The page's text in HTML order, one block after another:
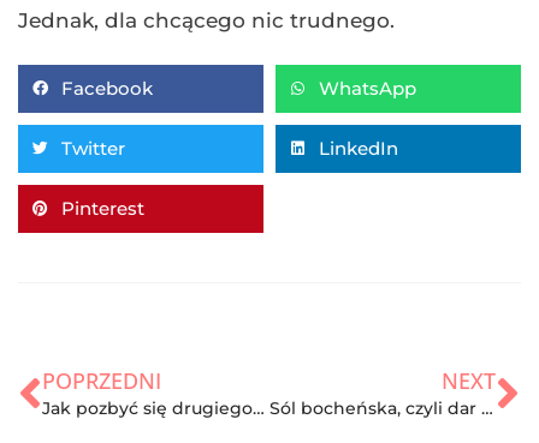
Jednak, dla chcącego nic trudnego.
Facebook WhatsApp
Twitter LinkedIn
Pinterest
POPRZEDNI
Jak pozbyć się drugiego podbródka?
NEXT
Sól bocheńska, czyli dar natury